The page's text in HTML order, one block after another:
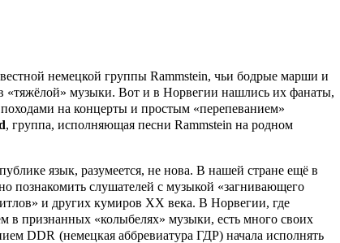
немецкой группы Rammstein, чьи бодрые марши и
музыки. Вот и в Норвегии нашлись их фанаты,
на концерты и простым «перепеванием»
, группа, исполняющая песни Rammstein на родном
язык, разумеется, не нова. В нашей стране ещё в
познакомить слушателей с музыкой «загнивающего
и других кумиров ХХ века. В Норвегии, где
признанных «колыбелях» музыки, есть много своих
DDR (немецкая аббревиатура ГДР) начала исполнять